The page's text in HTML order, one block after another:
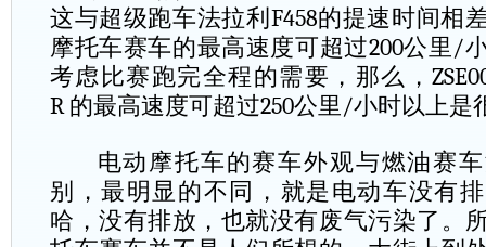
这与超级跑车法拉利 F458的提速时间相
摩托车赛车的最高速度可超过200公里 /
考虑比赛跑完全程的需要，那么，
R 的最高速度可超过250公里 /小时以上是
电动摩托车的赛车外观与燃油赛
别，最明显的不同，就是电动车没有
哈，没有排放，也就没有废气污染了。